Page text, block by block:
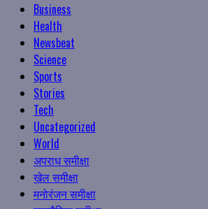
Business
Health
Newsbeat
Science
Sports
Stories
Tech
Uncategorized
World
अपराध समीक्षा
खेल समीक्षा
मनोरंजन समीक्षा